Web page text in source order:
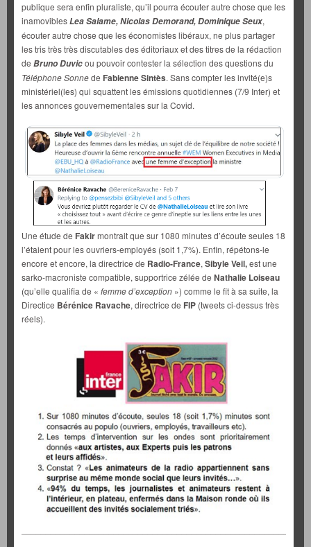
publique sera enfin pluraliste, qu’il pourra écouter autre chose que les
inamoviblesLea Salame, Nicolas Demorand, Dominique Seux,
écouter autre chose que les économistes libéraux, ne plus partager
les tris très très discutables des éditoriaux et des titres de la rédaction
de Bruno Duvicou pouvoir contester la sélection des questions du
Téléphone Sonnede Fabienne Sintès. Sans compter les invité(e)s
ministériel(les) qui squattent les émissions quotidiennes (7/9 Inter) et
les annonces gouvernementales sur la Covid.
Une étude de Fakirmontrait que sur 1080 minutes d’écoute seules 18
l’étaient pour les ouvriers-employés (soit 1,7%). Enfin, répétons-le
encore et encore, la directrice de Radio-France, Sibyle Veil,est une
sarko-macroniste compatible, supportrice zélée de Nathalie Loiseau
(qu’elle qualifia de « femme d’exception ») comme le fit à sa suite, la
Directice Bérénice Ravache, directrice de FIP (tweets ci-dessus très
réels).